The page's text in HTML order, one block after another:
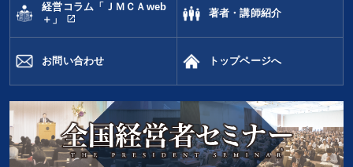
経営コラム「ＪＭＣＡweb
＋」
open_in_new
著者・講師紹介
お問い合わせ トップページへ